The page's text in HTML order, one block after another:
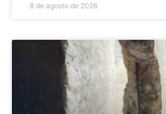
8 de agosto de 2026